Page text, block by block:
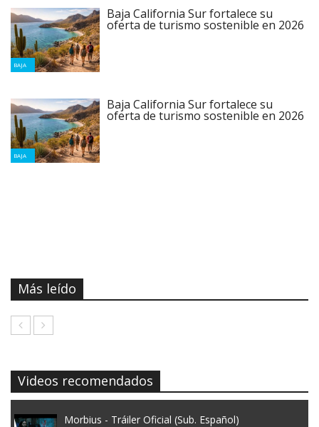
BAJA
Baja California Sur fortalece su
oferta de turismo sostenible en 2026
BAJA
Baja California Sur fortalece su
oferta de turismo sostenible en 2026
Más leído
Videos recomendados
Morbius - Tráiler Oficial (Sub. Español)